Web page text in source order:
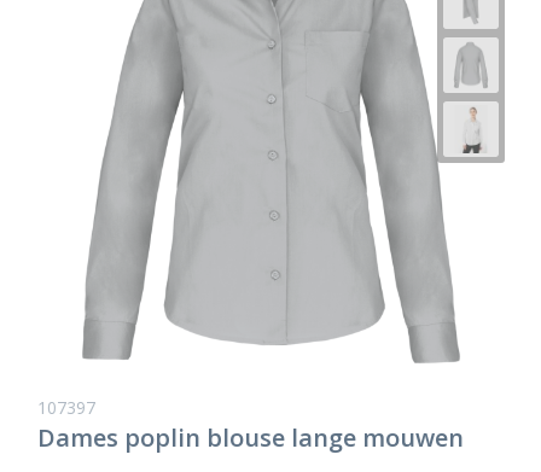
107397
Dames poplin blouse lange mouwen